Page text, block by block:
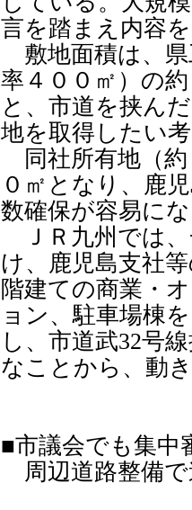
言を踏まえ内容
敷地面積は、県
率４００㎡）の
と、市道を挟ん
地を取得したい
同社所有地（約
０㎡となり、鹿
数確保が容易に
ＪＲ九州では、
け、鹿児島支社
階建ての商業・
ョン、駐車場棟
し、市道武32号
なことから、動
■市議会でも集中
周辺道路整備で